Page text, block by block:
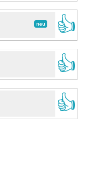
neu
👍
👍
👍